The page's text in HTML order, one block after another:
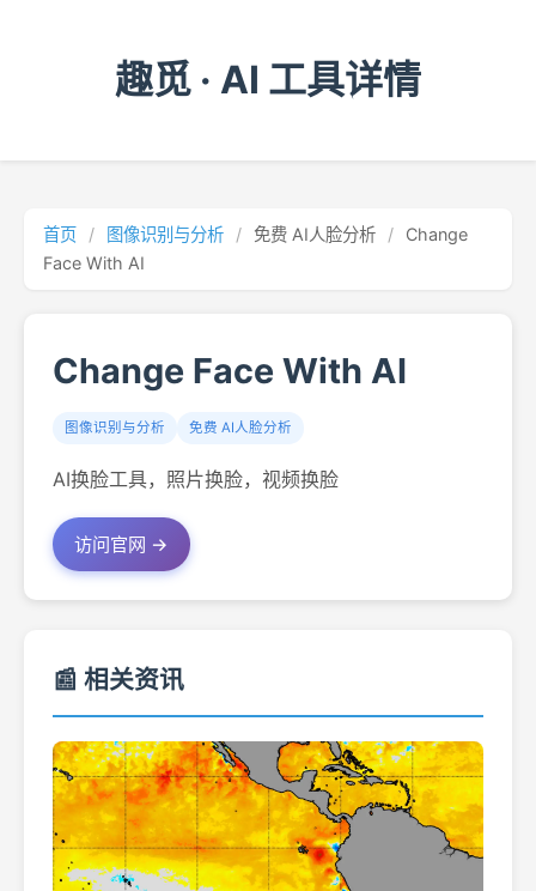
趣觅 · AI 工具详情
首页 / 图像识别与分析 / 免费 AI人脸分析 /
Change
Face With AI
Change Face With AI
图像识别与分析 免费 AI人脸分析
AI换脸工具，照片换脸，视频换脸
访问官网 →
📰 相关资讯